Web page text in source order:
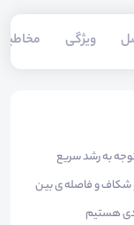
ویژگی
به رشد سریع
شکاف و فاصله ی بین
هستیم